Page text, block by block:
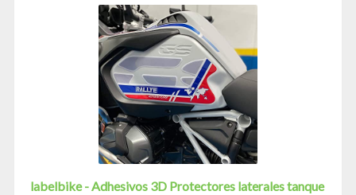
labelbike - Adhesivos 3D Protectores laterales tanque